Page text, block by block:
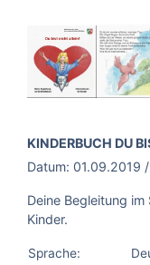
BROSCHÜRE:
KINDERBUCH DU
Datum: 01.09.2019
Deine Begleitung
Kinder.
Sprache: